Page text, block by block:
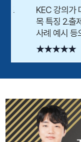
KEC 강의가 다
목 특징 2.출제
사례 예시 등으
★★★★★